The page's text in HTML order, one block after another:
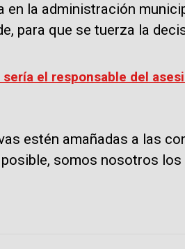
en la administración
para que se tuerza la
sería el responsable del
estén amañadas a las
somos nosotros